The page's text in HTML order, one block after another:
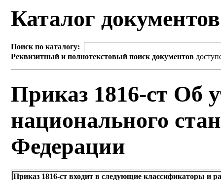
Каталог
Поиск по каталогу:
Реквизитный и полнотекстовый поиск документов
Приказ 1816-ст Об
национального
Федерации
Приказ 1816-ст входит в следующие классификаторы и